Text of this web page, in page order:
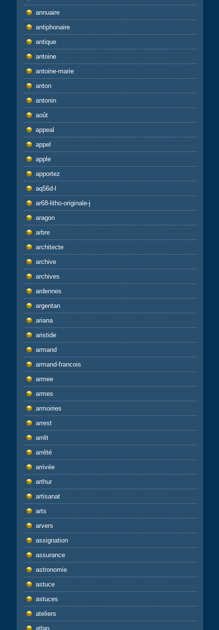
annuaire
antiphonaire
antique
antoine
antoine-marie
anton
antonin
août
appeal
appel
apple
apportez
aq56d-l
ar68-litho-originale-j
aragon
arbre
architecte
archive
archives
ardennes
argentan
ariana
aristide
armand
armand-francois
armee
armes
armoiries
arrest
arrêt
arrêté
arrivée
arthur
artisanat
arts
arvers
assignation
assurance
astronomie
astuce
astuces
ateliers
atlan